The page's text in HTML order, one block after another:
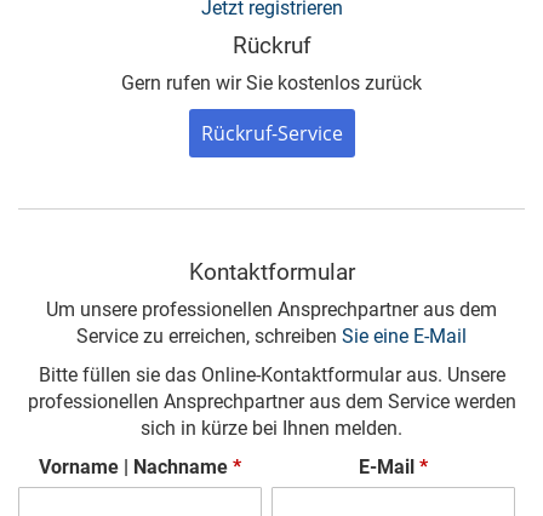
Jetzt registrieren
Rückruf
Gern rufen wir Sie kostenlos zurück
Rückruf-Service
Kontaktformular
Um unsere professionellen Ansprechpartner aus dem
Service zu erreichen, schreiben Sie eine E-Mail
Bitte füllen sie das Online-Kontaktformular aus. Unsere
professionellen Ansprechpartner aus dem Service werden
sich in kürze bei Ihnen melden.
Vorname | Nachname * E-Mail *